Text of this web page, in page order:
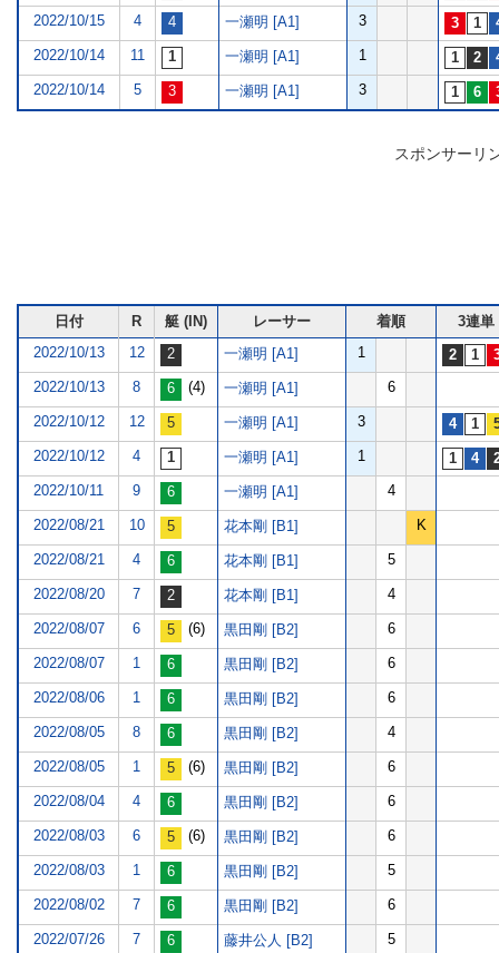
2022/10/15 4 一瀬明 [A1] 3
2022/10/14 11 一瀬明 [A1] 1
2022/10/14 5 一瀬明 [A1] 3
スポンサーリ
日付 R 艇 (IN) レーサー 着順
3連単
2022/10/13
12 一瀬明 [A1] 1
2022/10/13 8 (4) 一瀬明 [A1] 6
2022/10/12 12 一瀬明 [A1] 3
2022/10/12 4 一瀬明 [A1] 1
2022/10/11 9 一瀬明 [A1] 4
2022/08/21 10 花本剛 [B1] K
2022/08/21 4 花本剛 [B1] 5
2022/08/20 7 花本剛 [B1] 4
2022/08/07 6 (6) 黒田剛 [B2] 6
2022/08/07 1 黒田剛 [B2] 6
2022/08/06 1 黒田剛 [B2] 6
2022/08/05 8 黒田剛 [B2] 4
2022/08/05 1 (6) 黒田剛 [B2] 6
2022/08/04 4 黒田剛 [B2] 6
2022/08/03 6 (6) 黒田剛 [B2] 6
2022/08/03 1 黒田剛 [B2] 5
2022/08/02 7 黒田剛 [B2] 6
2022/07/26 7 藤井公人 [B2] 5